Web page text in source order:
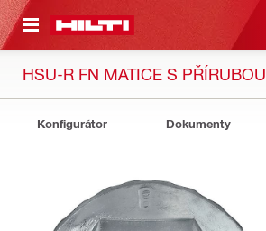
HLAVNÍ OBSAH
HSU-R FN MATICE S PŘÍRUBOU
Konfigurátor Dokumenty